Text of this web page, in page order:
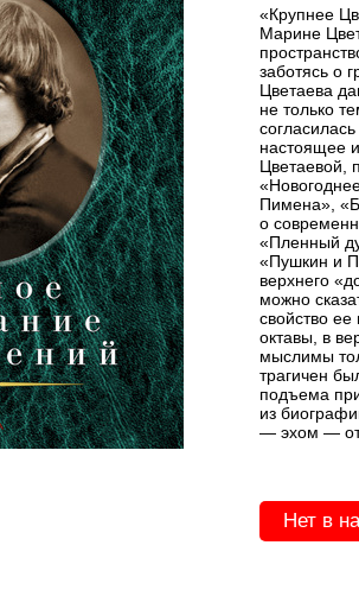
«Крупнее
Марине
заботясь о
Цветаева
не только
настоящее
Цветаевой,
Пимена»,
о
«Пленный
«Пушкин и
верхнего
можно
свойство ее
октавы, в
мыслимы
трагичен
подъема
из
— эхом —
Нет в